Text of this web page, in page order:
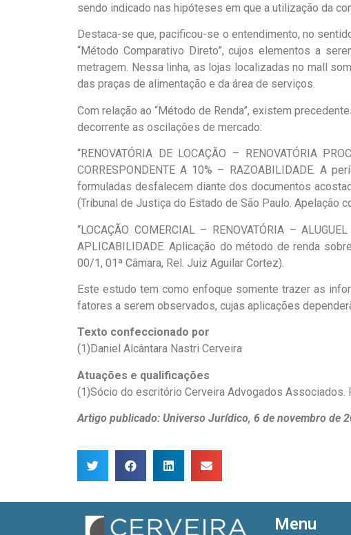
sendo indicado nas hipóteses em que a utilização da
Destaca-se que, pacificou-se o entendimento, no
“Método Comparativo Direto”, cujos elementos a
metragem. Nessa linha, as lojas localizadas no mall
das praças de alimentação e da área de serviços.
Com relação ao “Método de Renda”, existem
decorrente as oscilações de mercado:
“RENOVATÓRIA DE LOCAÇÃO – RENOVATÓRIA
CORRESPONDENTE A 10% – RAZOABILIDADE. A
formuladas desfalecem diante dos documentos
(Tribunal de Justiça do Estado de São Paulo. Apelação
“LOCAÇÃO COMERCIAL – RENOVATÓRIA –
APLICABILIDADE. Aplicação do método de renda
00/1, 01ª Câmara, Rel. Juiz Aguilar Cortez).
Este estudo tem como enfoque somente trazer as
fatores a serem observados, cujas aplicações
Texto confeccionado por
(1)Daniel Alcântara Nastri Cerveira
Atuações e qualificações
(1)Sócio do escritório Cerveira Advogados Associados.
Artigo publicado: Universo Jurídico, 6 de novembro de
Menu